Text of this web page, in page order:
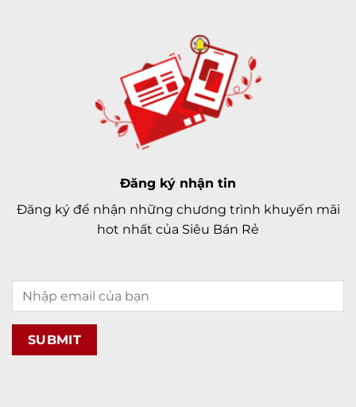
Đăng ký nhận tin
Đăng ký để nhận những chương trình khuyến mãi
hot nhất của Siêu Bán Rẻ